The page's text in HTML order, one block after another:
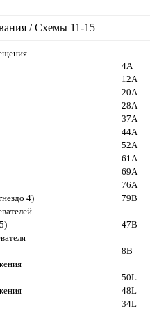
/Схемы 11-15
4A
12A
20A
28A
37A
44A
52A
61A
69A
76A
4)
79B
47B
8B
50L
48L
34L